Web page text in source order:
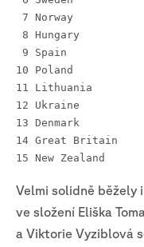
Velmi solidně běžely
ve složení Eliška
a Viktorie Vyziblová